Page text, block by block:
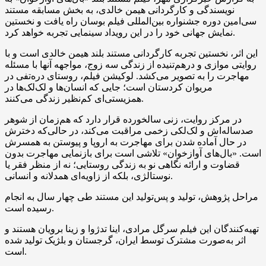
نویسندگی و کارگردانی هیمن خالدی، به بخش مسابقه مستند
سی‌امین دوره جشنواره بین‌المللی فیلم بوسان راه یافت و نخستین
نمایش جهانی خود را در این رویداد سینمایی تجربه خواهد کرد.
این اثر، نخستین تجربه کارگردانی مستند بلند هیمن خالدی است و با
روایتی موازی و درهم‌تنیده از زندگی سه زوج، مواجهه آنها با مسئله
مهاجرت را به تصویر می‌کشد. لوکیشن فیلم، روستای دره‌تفی در
مریوان کردستان است؛ جایی که انسان‌ها و لک‌لک‌ها در
همزیستی‌ای کم‌نظیر زندگی می‌کنند.
در مرکز روایت، زنی سالخورده قرار دارد که هم‌زمان از شوهر
صدساله‌اش و لک‌لکی زخمی مراقبت می‌کند، در حالی‌که دخترش
در حال آماده شدن برای مهاجرت به اروپا و پیوستن به همسرش
است. «بال‌های آوازخوان» تلاشی‌ است برای بازنمایی مهاجرت بدون
قضاوت و ارائه نگاهی نو به زندگی روستایی؛ نه از منظر فقر یا
نوستالژی، بلکه از زاویه‌ای همدلانه و انسانی.
مراحل پژوهش، تولید و پس‌تولید این مستند طی چهار سال به انجام
رسیده است.
تهیه‌کنندگان این فیلم سرگل مرادی، اینا تدژوا و زینا برویان هستند و
اثر به‌صورت مشترک توسط ایران، گرجستان و بلژیک تولید شده
است.